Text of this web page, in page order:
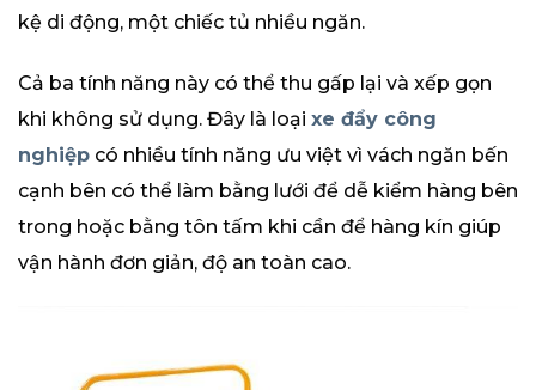
kệ di động, một chiếc tủ nhiều ngăn.
Cả ba tính năng này có thể thu gấp lại và xếp gọn
khi không sử dụng. Đây là loại xe đẩy công
nghiệp có nhiều tính năng ưu việt vì vách ngăn bến
cạnh bên có thể làm bằng lưới để dễ kiểm hàng bên
trong hoặc bằng tôn tấm khi cần để hàng kín giúp
vận hành đơn giản, độ an toàn cao.